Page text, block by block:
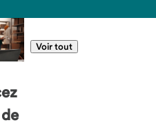
Voir tout